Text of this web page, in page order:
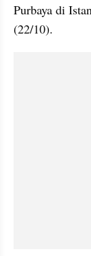
Purbaya di
(22/10).